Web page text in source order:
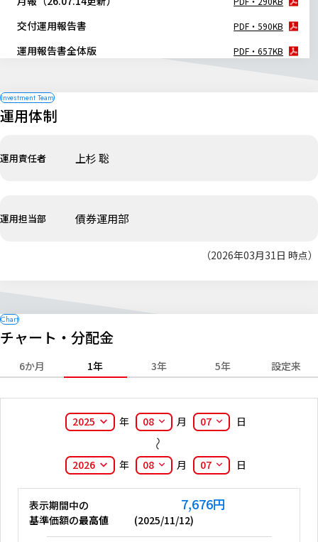
交付運用報告書 PDF・590KB
運用報告書全体版 PDF・657KB
運用体制
運用責任者 上杉 聡
運用担当部 債券運用部
（2026年03月31日 時点）
チャート・分配金
6か月 1年 3年 5年 設定来
2025 年 08 月 07 日
2026 年 08 月 07 日
表示期間中の
基準価額の最高値
7,676円
(2025/11/12)